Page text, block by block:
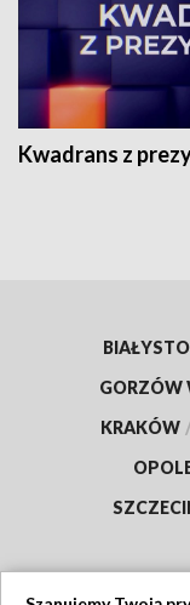
Kwadrans z
GORZÓW
KRAKÓW